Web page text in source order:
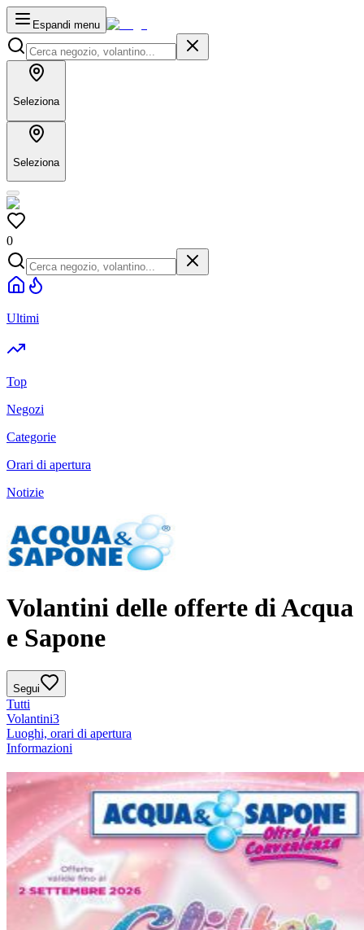
Espandi menu
Seleziona
Seleziona
0
Ultimi
Top
Negozi
Categorie
Orari di apertura
Notizie
Volantini delle offerte di Acqua
e Sapone
Segui
Tutti
Volantini3
Luoghi, orari di apertura
Informazioni